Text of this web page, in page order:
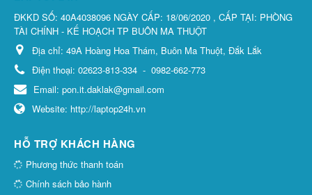
ĐKKD SỐ: 40A4038096 NGÀY CẤP: 18/06/2020 , CẤP TẠI: PHÒNG
TÀI CHÍNH - KẾ HOẠCH TP BUÔN MA THUỘT
Địa chỉ: 49A Hoàng Hoa Thám, Buôn Ma Thuột, Đắk Lắk
Điện thoại: 02623-813-334 - 0982-662-773
Email: pon.it.daklak@gmail.com
Website: http://laptop24h.vn
HỖ TRỢ KHÁCH HÀNG
Phương thức thanh toán
Chính sách bảo hành